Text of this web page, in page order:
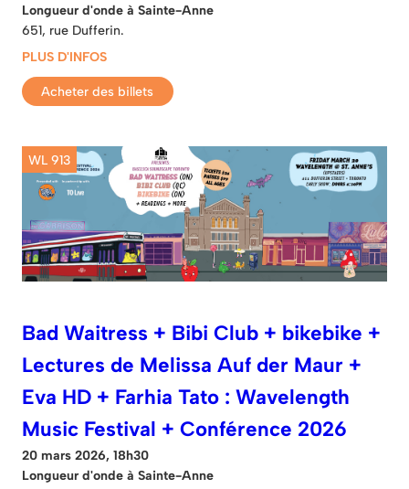
Longueur d'onde à Sainte-Anne
651, rue Dufferin.
PLUS D'INFOS
Acheter des billets
WL 913
Bad Waitress + Bibi Club + bikebike +
Lectures de Melissa Auf der Maur +
Eva HD + Farhia Tato : Wavelength
Music Festival + Conférence 2026
20 mars 2026, 18h30
Longueur d'onde à Sainte-Anne